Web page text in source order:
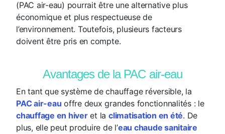
(PAC air-eau) pourrait être une alternative plus
économique et plus respectueuse de
l’environnement. Toutefois, plusieurs facteurs
doivent être pris en compte.
Avantages de la PAC air-eau
En tant que système de chauffage réversible, la
PAC air-eau offre deux grandes fonctionnalités : le
chauffage en hiveret laclimatisation en été. De
plus, elle peut produire de l’eau chaude sanitaire